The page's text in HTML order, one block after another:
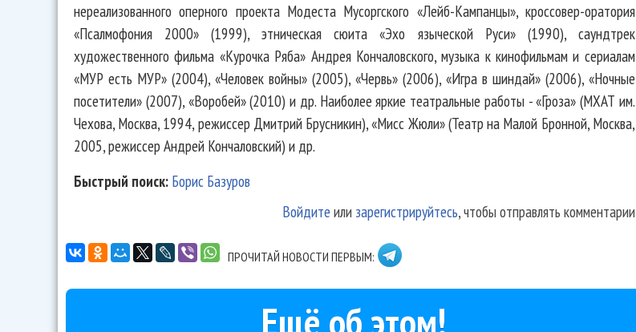
нереализованного оперного проекта Модеста Мусоргского «Лейб-Кампанцы», кроссовер-оратория
«Псалмофония 2000» (1999), этническая сюита «Эхо языческой Руси» (1990), саундтрек
художественного фильма «Курочка Ряба» Андрея Кончаловского, музыка к кинофильмам и сериалам
«МУР есть МУР» (2004), «Человек войны» (2005), «Червь» (2006), «Игра в шиндай» (2006), «Ночные
посетители» (2007), «Воробей» (2010) и др. Наиболее яркие театральные работы - «Гроза» (МХАТ им.
Чехова, Москва, 1994, режиссер Дмитрий Брусникин), «Мисс Жюли» (Театр на Малой Бронной, Москва,
2005, режиссер Андрей Кончаловский) и др.
Быстрый поиск: Борис Базуров
Войдите или зарегистрируйтесь, чтобы отправлять комментарии
ПРОЧИТАЙ НОВОСТИ ПЕРВЫМ:
Ещё об этом!